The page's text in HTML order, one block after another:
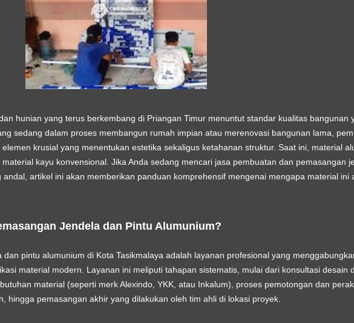
hunian yang terus berkembang di Priangan Timur menuntut standar kualitas bangunan
sedang dalam proses membangun rumah impian atau merenovasi bangunan lama,
krusial yang menentukan estetika sekaligus ketahanan struktur. Saat ini, material
kayu konvensional. Jika Anda sedang mencari jasa pembuatan dan pemasangan
andal, artikel ini akan memberikan panduan komprehensif mengenai mengapa material ini
Jendela dan Pintu Alumunium?
pintu alumunium di Kota Tasikmalaya adalah layanan profesional yang
material modern. Layanan ini meliputi tahapan sistematis, mulai dari konsultasi desain
material (seperti merk Alexindo, YKK, atau Inkalum), proses pemotongan dan
hingga pemasangan akhir yang dilakukan oleh tim ahli di lokasi proyek.